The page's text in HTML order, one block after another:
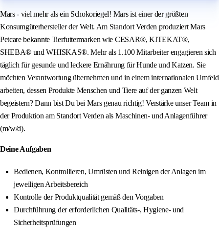
Mars - viel mehr als ein Schokoriegel! Mars ist einer der größten
Konsumgüterhersteller der Welt. Am Standort Verden produziert Mars
Petcare bekannte Tierfuttermarken wie CESAR®, KITEKAT®,
SHEBA® und WHISKAS®. Mehr als 1.100 Mitarbeiter engagieren sich
täglich für gesunde und leckere Ernährung für Hunde und Katzen. Sie
möchten Verantwortung übernehmen und in einem internationalen Umfeld
arbeiten, dessen Produkte Menschen und Tiere auf der ganzen Welt
begeistern? Dann bist Du bei Mars genau richtig! Verstärke unser Team in
der Produktion am Standort Verden als Maschinen- und Anlagenführer
(m/w/d).
Deine Aufgaben
Bedienen, Kontrollieren, Umrüsten und Reinigen der Anlagen im
jeweiligen Arbeitsbereich
Kontrolle der Produktqualität gemäß den Vorgaben
Durchführung der erforderlichen Qualitäts-, Hygiene- und
Sicherheitsprüfungen